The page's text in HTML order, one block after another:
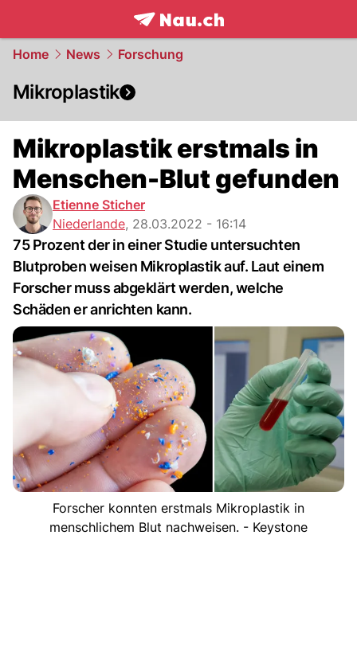
frontpage.NAU.ch
Home News Forschung
Mikroplastik
Mikroplastik erstmals in
Menschen-Blut gefunden
Etienne Sticher
Niederlande, 28.03.2022 - 16:14
75 Prozent der in einer Studie untersuchten
Blutproben weisen Mikroplastik auf. Laut einem
Forscher muss abgeklärt werden, welche
Schäden er anrichten kann.
Forscher konnten erstmals Mikroplastik in
menschlichem Blut nachweisen. - Keystone